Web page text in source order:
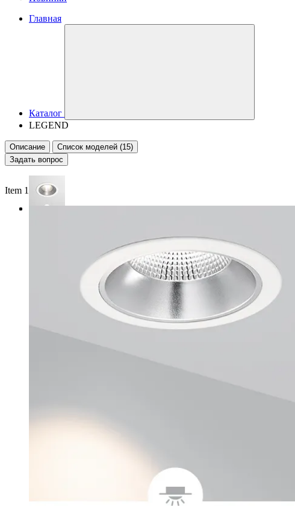
Главная
Каталог
LEGEND
Описание
Список моделей (15)
Задать вопрос
Item 1 of 3